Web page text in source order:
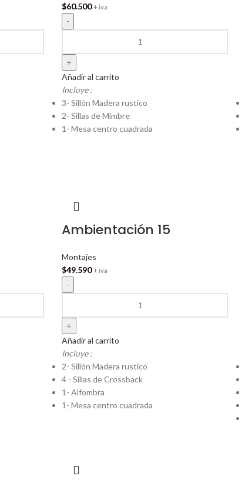
$60.500 + iva
Añadir al carrito
Incluye :
3- Sillón Madera rustico
2- Sillas de Mimbre
1- Mesa centro cuadrada
Ambientación 15
Montajes
$49.590 + iva
Añadir al carrito
Incluye :
2- Sillón Madera rustico
4 - Sillas de Crossback
1- Alfombra
1- Mesa centro cuadrada